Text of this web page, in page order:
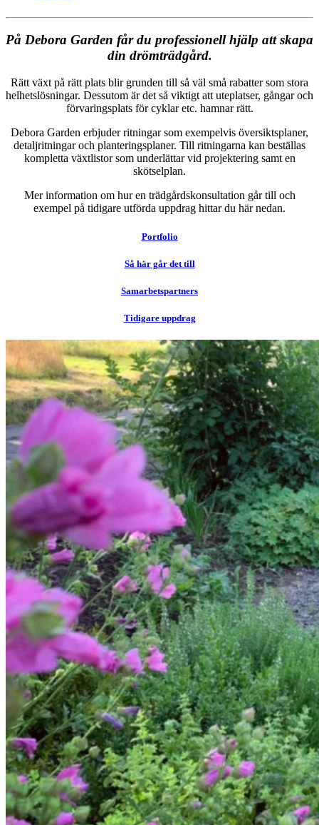
På Debora Garden får du professionell hjälp att skapa
din drömträdgård.
Rätt växt på rätt plats blir grunden till så väl små rabatter som stora
helhetslösningar. Dessutom är det så viktigt att uteplatser, gångar och
förvaringsplats för cyklar etc. hamnar rätt.
Debora Garden erbjuder ritningar som exempelvis översiktsplaner,
detaljritningar och planteringsplaner. Till ritningarna kan beställas
kompletta växtlistor som underlättar vid projektering samt en
skötselplan.
Mer information om hur en trädgårdskonsultation går till och
exempel på tidigare utförda uppdrag hittar du här nedan.
Portfolio
Så här går det till
Samarbetspartners
Tidigare uppdrag